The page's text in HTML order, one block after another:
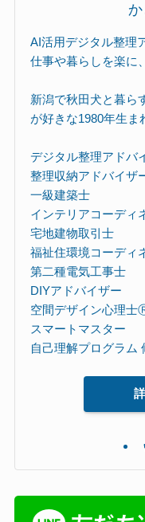
か
AI活用デジタル整理
仕事や暮らしを楽に
新潟で秋田犬と暮ら
が好きな1980年生ま
デジタル整理アドバ
整理収納アドバイザ
一級建築士
インテリアコーディ
宅地建物取引士
福祉住環境コーディ
第二種電気工事士
DIYアドバイザー
空間デザイン心理士
スマートマスター
自己理解プログラム